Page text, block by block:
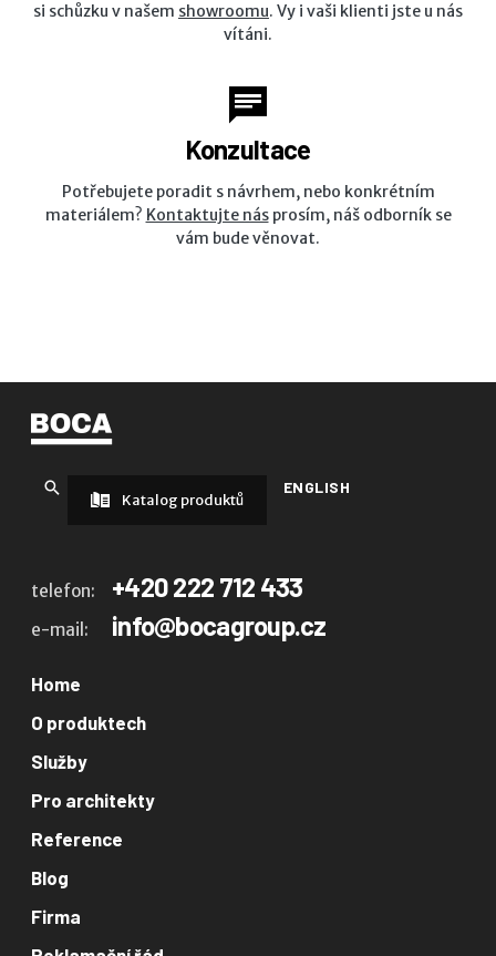
si schůzku v našem showroomu. Vy i vaši klienti jste u nás
vítáni.
Konzultace
Potřebujete poradit s návrhem, nebo konkrétním
materiálem? Kontaktujte násprosím, náš odborník se
vám bude věnovat.
ENGLISH
Katalog produktů
telefon: +420 222 712 433
e-mail: info@bocagroup.cz
Home
O produktech
Služby
Pro architekty
Reference
Blog
Firma